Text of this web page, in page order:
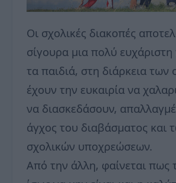
Οι σχολικές διακοπές
σίγουρα μια πολύ ευχάριστη
τα παιδιά, στη διάρκεια των
έχουν την ευκαιρία να
να διασκεδάσουν,
άγχος του διαβάσματος και
σχολικών υποχρεώσεων.
Από την άλλη, φαίνεται πως